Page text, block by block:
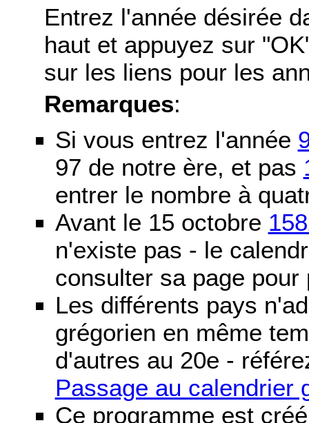
Entrez l'année désirée
haut et appuyez sur
sur les liens pour les
Remarques:
Si vous entrez l'année
97 de notre ère, et pas
entrer le nombre à
Avant le 15 octobre
n'existe pas - le
consulter sa page pour
Les différents pays
grégorien en même
d'autres au 20e -
Passage au calendrier
Ce programme est